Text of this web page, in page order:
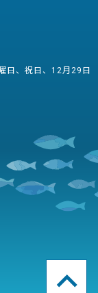
日、祝日、12月29日